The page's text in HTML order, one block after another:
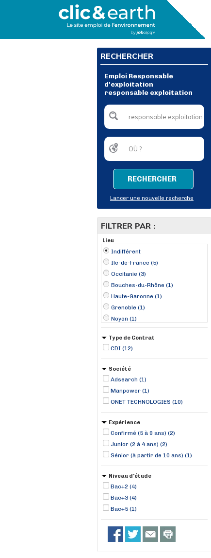
RECHERCHER
Emploi Responsable
d'exploitation
responsable exploitation
RECHERCHER
Lancer une nouvelle recherche
FILTRER PAR :
Lieu
Indifférent
Île-de-France (5)
Occitanie (3)
Bouches-du-Rhône (1)
Haute-Garonne (1)
Grenoble (1)
Noyon (1)
Type de Contrat
CDI (12)
Société
Adsearch (1)
Manpower (1)
ONET TECHNOLOGIES (10)
Expérience
Confirmé (5 à 9 ans) (2)
Junior (2 à 4 ans) (2)
Sénior (à partir de 10 ans) (1)
Niveau d'étude
Bac+2 (4)
Bac+3 (4)
Bac+5 (1)